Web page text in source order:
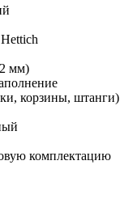
мм)
корзины, штанги)
комплектацию